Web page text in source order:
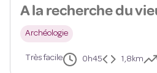
A la recherche du
Archéologie
Très facile 0h45 1,8km